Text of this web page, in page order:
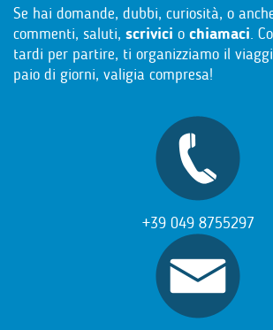
Se hai domande, dubbi, curiosità, o
commenti, saluti, scrivici o chiamaci.
tardi per partire, ti organizziamo il
paio di giorni, valigia compresa!
+39 049 8755297